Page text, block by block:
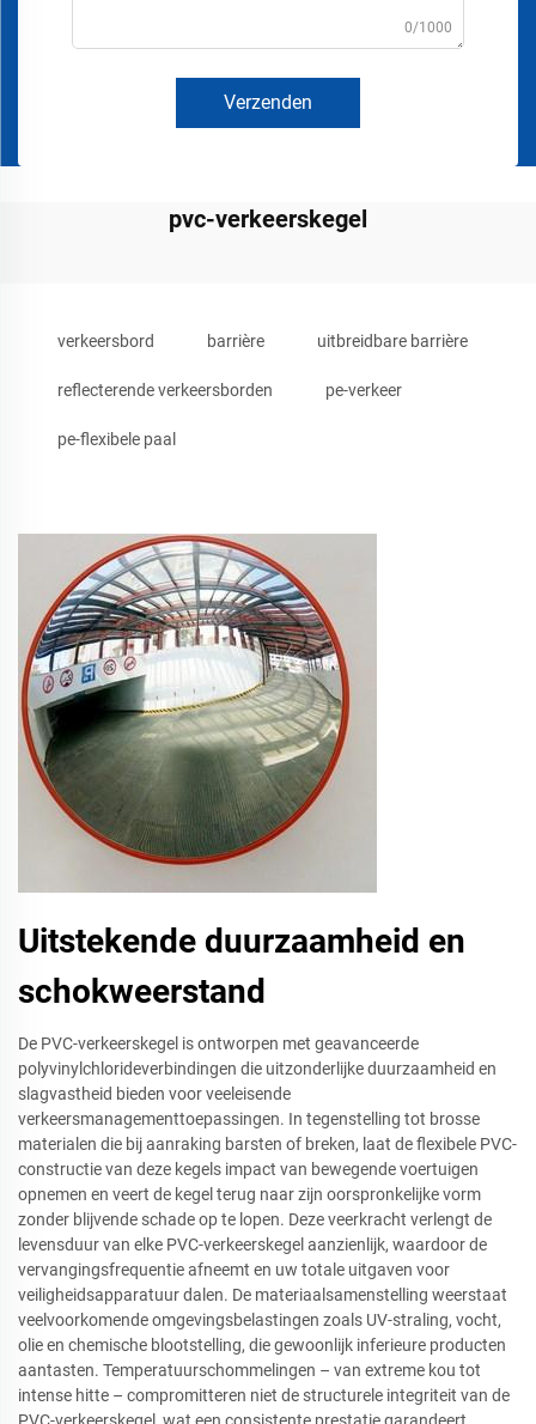
0/1000
Verzenden
pvc-verkeerskegel
verkeersbord barrière uitbreidbare barrière
reflecterende verkeersborden pe-verkeer
pe-flexibele paal
Uitstekende duurzaamheid en
schokweerstand
De PVC-verkeerskegel is ontworpen met geavanceerde
polyvinylchlorideverbindingen die uitzonderlijke duurzaamheid en
slagvastheid bieden voor veeleisende
verkeersmanagementtoepassingen. In tegenstelling tot brosse
materialen die bij aanraking barsten of breken, laat de flexibele PVC-
constructie van deze kegels impact van bewegende voertuigen
opnemen en veert de kegel terug naar zijn oorspronkelijke vorm
zonder blijvende schade op te lopen. Deze veerkracht verlengt de
levensduur van elke PVC-verkeerskegel aanzienlijk, waardoor de
vervangingsfrequentie afneemt en uw totale uitgaven voor
veiligheidsapparatuur dalen. De materiaalsamenstelling weerstaat
veelvoorkomende omgevingsbelastingen zoals UV-straling, vocht,
olie en chemische blootstelling, die gewoonlijk inferieure producten
aantasten. Temperatuurschommelingen – van extreme kou tot
intense hitte – compromitteren niet de structurele integriteit van de